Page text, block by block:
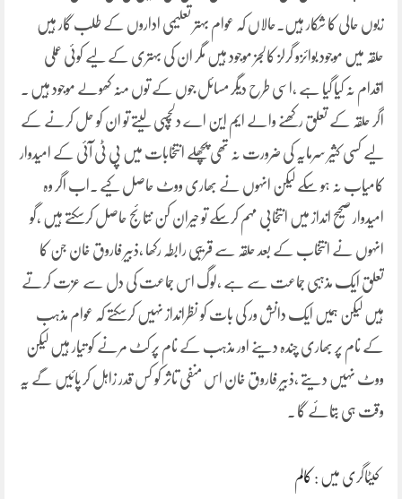
زبوں حالی کا شکار ہیں۔حالاں کہ عوام بہتر تعلیمی اداروں کے طلب گار ہیں
حلقہ میں موجود بوائزو گرلز کالجز موجود ہیں مگر ان کی بہتری کے لیے کوئی عملی
اقدام نہ کیا گیا ہے ،اسی طرح دیگر مسائل جوں کے توں منہ کھولے موجود ہیں ۔
اگر حلقہ کے تعلق رکھنے والے ایم این اے دلچسپی لیتے تو ان کو حل کرنے کے
لیے کسی کثیر سرمایہ کی ضرورت نہ تھی پچھلے انتخابات میں پی ٹی آئی کے امیدوار
کامیاب نہ ہو سکے لیکن انہوں نے بھاری ووٹ حاصل کیے ۔اب اگر وہ
امیدوار صحیح انداز میں انتخابی مہم کرسکے تو حیران کن نتائج حاصل کرسکتے ہیں ،گو
انہوں نے انتخاب کے بعد حلقہ سے قریبی رابطہ رکھا ،ذبیر فاروق خان جن کا
تعلق ایک مذہبی جماعت سے ہے ،لوگ اس جماعت کی دل سے عزت کرتے
ہیں لیکن ہمیں ایک دانش ور کی بات کو نظرانداز نہیں کرسکتے کہ عوام مذہب
کے نام پر بھاری چندہ دینے اور مذہب کے نام پر کٹ مرنے کو تیار ہیں لیکن
ووٹ نہیں دیتے ،ذبیر فاروق خان اس منفی تاثر کو کس قدر زاہل کر پائیں گے یہ
وقت ہی بتائے گا ۔
کیٹاگری میں : کالم